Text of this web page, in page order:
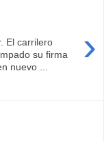
›
El carrilero
su firma
nuevo ...